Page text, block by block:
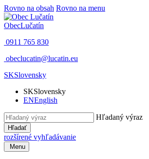
Rovno na obsah Rovno na menu
ObecLučatín
0911 765 830
obeclucatin@lucatin.eu
SKSlovensky
SKSlovensky
ENEnglish
Hľadaný výraz
Hľadať
rozšírené vyhľadávanie
Menu